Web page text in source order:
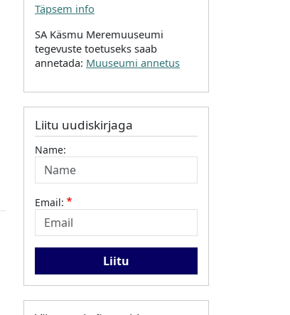
Täpsem info
SA Käsmu Meremuuseumi
tegevuste toetuseks saab
annetada: Muuseumi annetus
Liitu uudiskirjaga
Name:
Email: